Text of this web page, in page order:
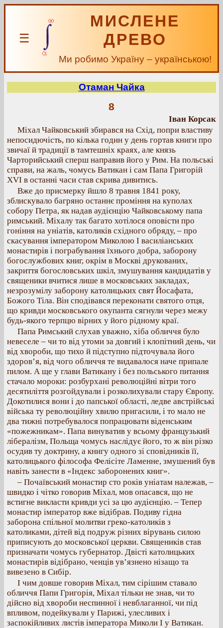
☰
МИСЛЕНЕ
ДРЕВО
Ми робимо Україну – українською!
Отаман Чайка
8
Іван Корсак
Міхал Чайковський збирався на Схід, попри властиву
непосидючість, по кілька годин у день гортав книги про
звичаї й традиції в тамтешніх краях, але князь
Чарторийський сперш направив його у Рим. На польські
справи, на жаль, чомусь Ватикан і сам Папа Григорій
XVI в останні часи став скрива дивитись.
Вже до присмерку йшло 8 травня 1841 року,
зблискувало багряно останнє проміння на куполах
собору Петра, як надав аудієнцію Чайковському папа
римський. Міхалу так багато хотілося оповісти про
гоніння на уніатів, католиків східного обряду, – про
скасування імператором Миколою І василіанських
монастирів і пограбування їхнього добра, заборону
богослужбових книг, окрім в Москві друкованих,
закриття богословських шкіл, змушування кандидатів у
священики вчитися лише в московських закладах,
незрозумілу заборону католицьких свят Йосафата,
Божого Тіла. Він сподівався переконати святого отця,
що кривди московського окупанта сягнули через межу
будь-якого терпцю вірних у його рідному краї.
Папа Римський слухав уважно, хіба обличчя було
невеселе – чи то від утоми за довгий і клопітний день, чи
від хвороби, що тихо й підступно підточувала його
здоров’я, від чого обличчя те видавалося наче припале
пилом. А ще у глави Ватикану і без польського питання
стачало мороки: розбурхані революційні вітри того
десятиліття розгойдували і розколихували стару Європу.
Докотилися вони і до папської області, ледве австрійські
війська ту революційну хвилю пригасили, і то мало не
два тижні потребувалося попрацювати віденським
«пожежникам». Папа винуватив у всьому французький
лібералізм, Польща чомусь наслідує його, то ж він різко
осудив ту доктрину, а книгу одного зі сповідників її,
католицького філософа Фелісіте Ламенне, змушений був
навіть занести в «Індекс заборонених книг».
– Почаївський монастир сто років уніатам належав, –
швидко і чітко говорив Міхал, мов опасався, що не
встигне викласти кривди усі за цю аудієнцію. – Тепер
монастир імператор вже відібрав. Подиву гідна
заборона спільної молитви греко-католиків з
католиками, дітей від подруж різних вірувань силою
приписують до московської церкви. Священиків став
призначати чомусь губернатор. Двісті католицьких
монастирів відібрано, ченців ув’язнено нізащо та
вивезено в Сибір.
І чим довше говорив Міхал, тим сірішим ставало
обличчя Папи Григорія, Міхал тільки не знав, чи то
дійсно від хвороби неспинної і невблаганної, чи під
впливом, подейкували у Парижі, улесливих і
заспокійливих листів імператора Миколи І у Ватикан.